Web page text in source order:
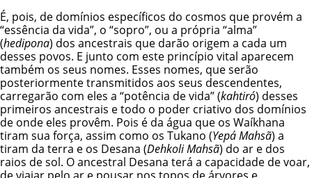
É, pois, de domínios específicos do cosmos que provém a
“essência da vida”, o “sopro”, ou a própria “alma”
(hedipona) dos ancestrais que darão origem a cada um
desses povos. E junto com este princípio vital aparecem
também os seus nomes. Esses nomes, que serão
posteriormente transmitidos aos seus descendentes,
carregarão com eles a “potência de vida” (kahtiró) desses
primeiros ancestrais e todo o poder criativo dos domínios
de onde eles provêm. Pois é da água que os Waíkhana
tiram sua força, assim como os Tukano (Yepá Mahsã) a
tiram da terra e os Desana (Dehkoli Mahsã) do ar e dos
raios de sol. O ancestral Desana terá a capacidade de voar,